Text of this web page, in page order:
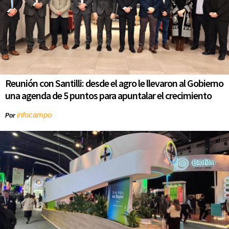
Reunión con Santilli: desde el agro le llevaron al Gobierno
una agenda de 5 puntos para apuntalar el crecimiento
Porinfocampo